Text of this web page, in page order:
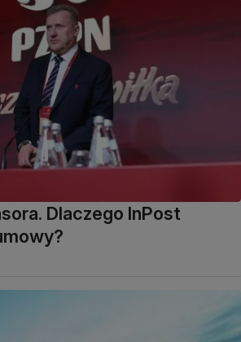
Dlaczego InPost